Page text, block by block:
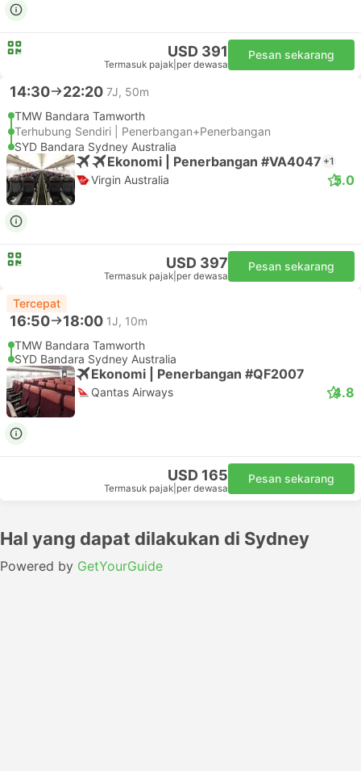
USD 391
Termasuk pajak per dewasa
Pesan sekarang
14:30 22:20 7J, 50m
TMW Bandara Tamworth
Terhubung Sendiri | Penerbangan+Penerbangan
SYD Bandara Sydney Australia
Ekonomi | Penerbangan #VA4047 +1
Virgin Australia 5.0
USD 397
Termasuk pajak per dewasa
Pesan sekarang
Tercepat
16:50 18:00 1J, 10m
TMW Bandara Tamworth
SYD Bandara Sydney Australia
Ekonomi | Penerbangan #QF2007
Qantas Airways 4.8
USD 165
Termasuk pajak per dewasa
Pesan sekarang
Hal yang dapat dilakukan di Sydney
Powered by GetYourGuide